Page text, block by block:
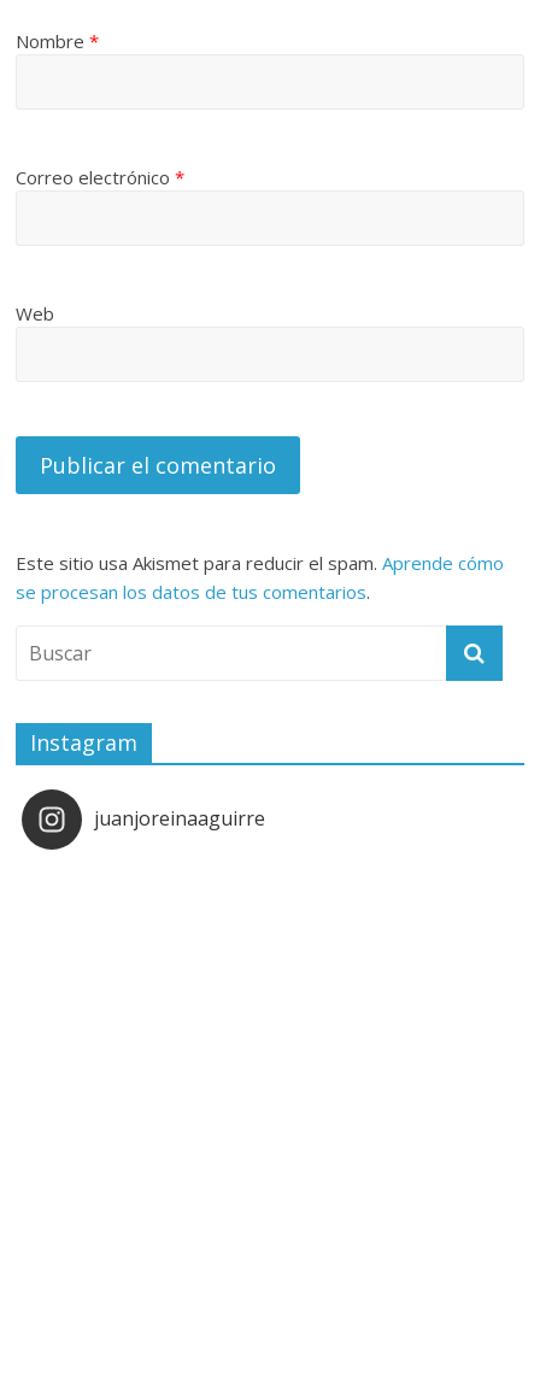
Nombre*
Correo electrónico*
Web
Este sitio usa Akismet para reducir el spam.Aprende cómo
se procesan los datos de tus comentarios.
Instagram
juanjoreinaaguirre